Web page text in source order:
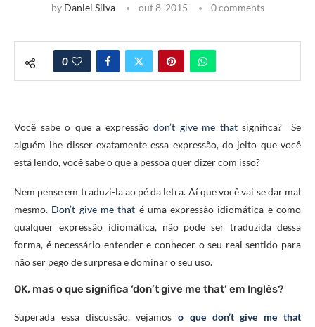
by Daniel Silva out 8, 2015 0 comments
0
Você sabe o que a expressão don’t give me that significa? Se
alguém lhe disser exatamente essa expressão, do jeito que você
está lendo, você sabe o que a pessoa quer dizer com isso?
Nem pense em traduzi-la ao pé da letra. Aí que você vai se dar mal
mesmo. Don’t give me that é uma expressão idiomática e como
qualquer expressão idiomática, não pode ser traduzida dessa
forma, é necessário entender e conhecer o seu real sentido para
não ser pego de surpresa e dominar o seu uso.
OK, mas o que significa ‘don’t give me that’ em Inglês?
Superada essa discussão, vejamos o que don’t give me that